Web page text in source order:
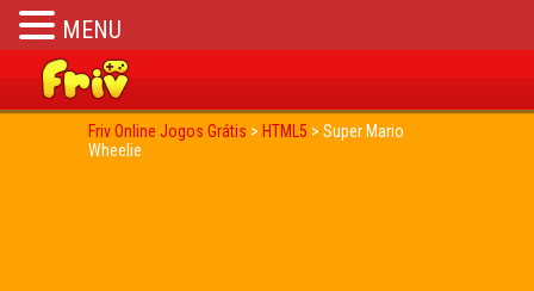
Friv Online Jogos Grátis > HTML5 > Super Mario
Wheelie
MENU